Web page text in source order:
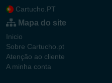
Cartucho.PT
Mapa do site
Inicio
Sobre Cartucho.pt
Atenção ao cliente
A minha conta